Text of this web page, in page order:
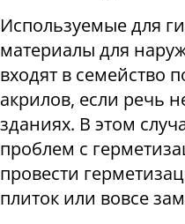
Используемые для
материалы для
входят в семейство
акрилов, если речь
зданиях. В этом
проблем с
провести
плиток или вовсе